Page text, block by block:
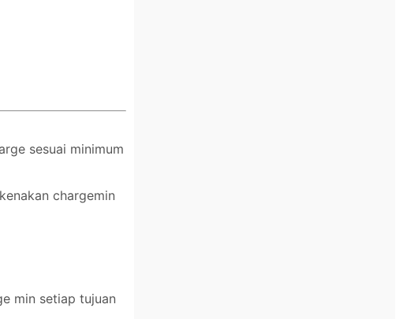
sesuai minimum
chargemin
min setiap tujuan